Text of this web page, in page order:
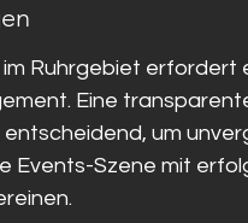
im Ruhrgebiet erfordert
Eine
um
Events-Szene mit